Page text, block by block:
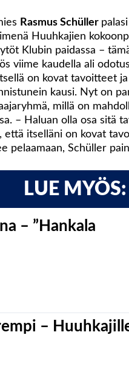
Rasmus Schüller
Huuhkajien
Klubin paidassa –
viime kaudella ali
on kovat tavoitteet
kausi. Nyt on
millä on
– Haluan olla osa sitä
että itselläni on kovat
pelaamaan, Schüller
LUE MYÖS:
– ”Hankala
–